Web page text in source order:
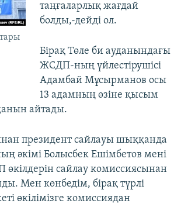
таңғаларлық жағдай
болды,-дейді ол.
Бірақ Төле би ауданындағы
ЖСДП-ның үйлестірушісі
Адамбай Мұсырманов осы
13 адамның өзіне қысым
айтады.
президент сайлауы шыққанда
әкімі Болысбек Ешімбетов мені
сайлау комиссиясынан
Мен көнбедім, бірақ түрлі
өкілімізге комиссиядан